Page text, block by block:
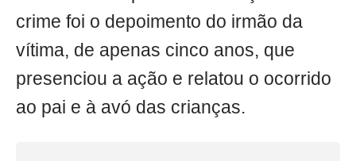
crime foi o depoimento do irmão da
vítima, de apenas cinco anos, que
presenciou a ação e relatou o ocorrido
ao pai e à avó das crianças.